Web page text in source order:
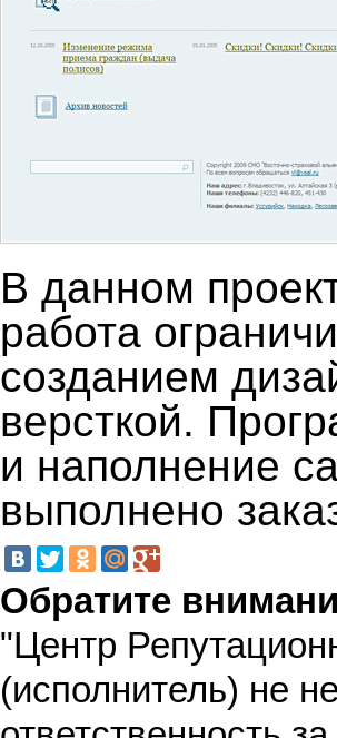
В данном
работа
созданием
версткой.
и наполнение
выполнено
Обратите
"Центр
(исполнитель) не